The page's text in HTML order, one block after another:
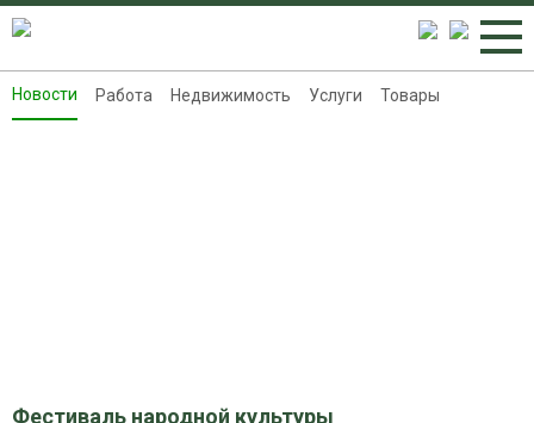
Новости
Новости Работа Недвижимость Услуги Товары
Фестиваль народной культуры